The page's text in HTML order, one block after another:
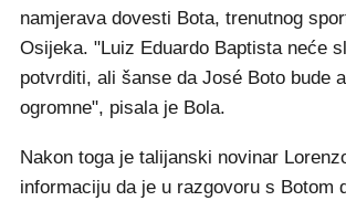
namjerava dovesti Bota, trenutnog
Osijeka. "Luiz Eduardo Baptista neće
potvrditi, ali šanse da José Boto bude
ogromne", pisala je Bola.
Nakon toga je talijanski novinar
informaciju da je u razgovoru s Botom